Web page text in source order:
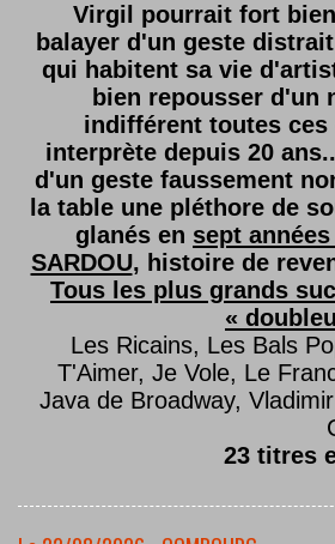
Virgil pourrait fort
balayer d'un geste
qui habitent sa vie
bien repousser d'un
indifférent toutes ces
interprète depuis 20
d'un geste faussement
la table une pléthore de
glanés en sept
SARDOU, histoire de
Tous les plus grands
«
Les Ricains, Les Bals
T'Aimer, Je Vole, Le
Java de Broadway,
23 titres